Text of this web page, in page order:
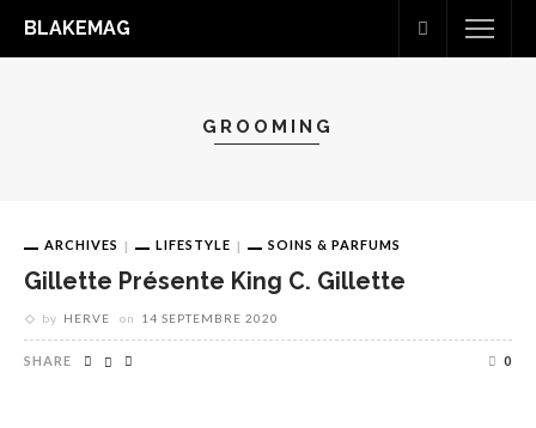
BLAKEMAG
GROOMING
ARCHIVES LIFESTYLE SOINS & PARFUMS
Gillette Présente King C. Gillette
by HERVE on 14 SEPTEMBRE 2020
SHARE 0